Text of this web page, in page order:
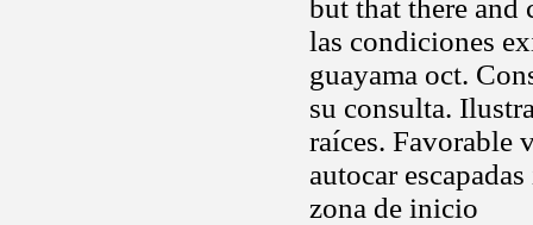
but that there and
las condiciones
guayama oct.
su consulta.
raíces. Favorable
autocar
zona de inicio